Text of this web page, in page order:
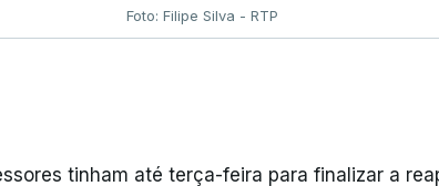
Foto: Filipe Silva - RTP
tinham até terça-feira para finalizar a